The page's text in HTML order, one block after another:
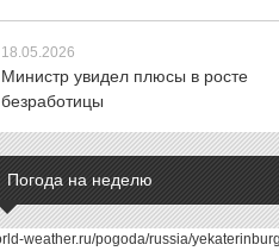
18.05.2026
Министр увидел плюсы в росте
безработицы
Погода на неделю